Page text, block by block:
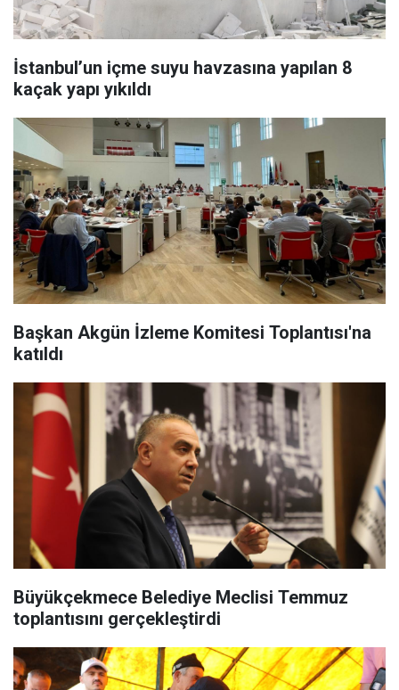
İstanbul’un içme suyu havzasına yapılan 8
kaçak yapı yıkıldı
Başkan Akgün İzleme Komitesi Toplantısı'na
katıldı
Büyükçekmece Belediye Meclisi Temmuz
toplantısını gerçekleştirdi